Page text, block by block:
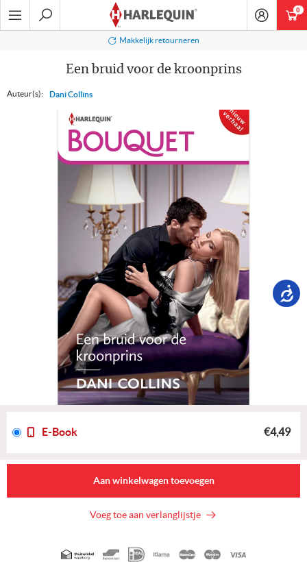
Ga
naar
Makkelijk retourneren
Een bruid voor de kroonprins
Auteur(s): Dani Collins
E-Book €4,49
Aan winkelwagen toevoegen
Voeg toe aan verlanglijstje
Geaccepteerde
0